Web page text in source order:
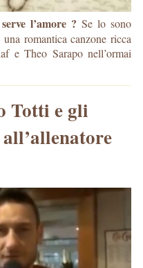
l’amore ? Se lo sono
romantica canzone ricca
e Theo Sarapo nell’ormai
Totti e gli